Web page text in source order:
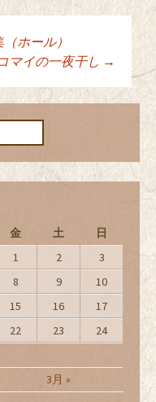
ーショ
ホール）
イの一夜干し →
金 土 日
3月 »
1 2
3
8 9
10
15 16
17
22 23
24